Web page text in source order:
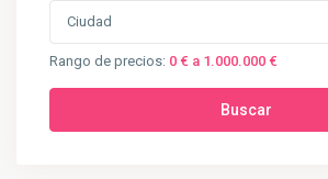
Ciudad
Rango de precios: 0 € a 1.000.000 €
Buscar